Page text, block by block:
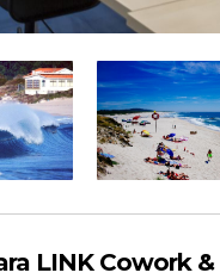
LINK Cowork &